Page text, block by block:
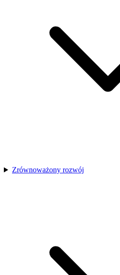
Zrównoważony rozwój